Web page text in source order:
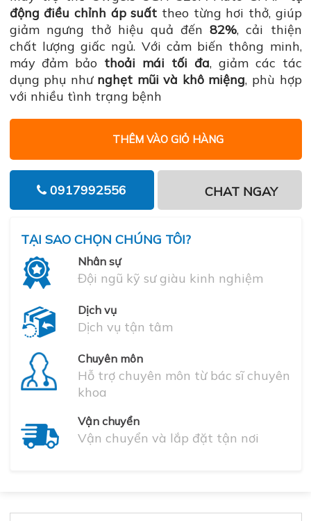
động điều chỉnh áp suất theo từng hơi thở, giúp
giảm ngưng thở hiệu quả đến82%, cải thiện
chất lượng giấc ngủ. Với cảm biến thông minh,
máy đảm bảo thoải mái tối đa, giảm các tác
dụng phụ như nghẹt mũi và khô miệng, phù hợp
với nhiều tình trạng bệnh
THÊM VÀO GIỎ HÀNG
0917992556 CHAT NGAY
TẠI SAO CHỌN CHÚNG TÔI?
Nhân sự
Đội ngũ kỹ sư giàu kinh nghiệm
Dịch vụ
Dịch vụ tận tâm
Chuyên môn
Hỗ trợ chuyên môn từ bác sĩ chuyên
khoa
Vận chuyển
Vận chuyển và lắp đặt tận nơi